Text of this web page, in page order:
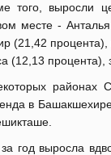
того, выросли
месте -
(21,42
(12,13 процента),
районах
в
год выросла